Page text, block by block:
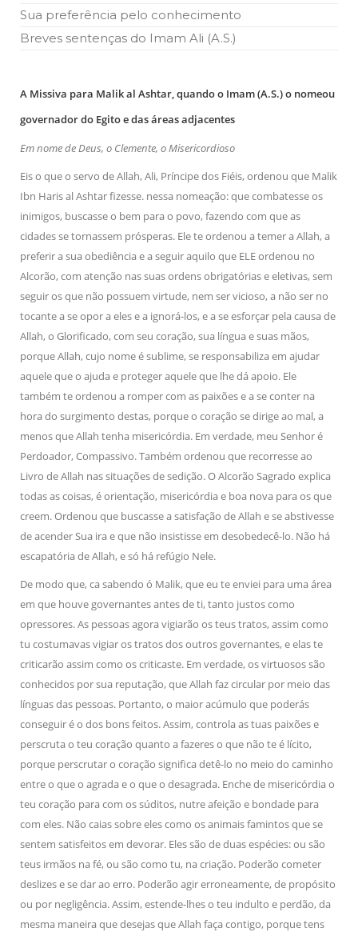
Sua preferência pelo conhecimento
Breves sentenças do Imam Ali (A.S.)
A Missiva para Malik al Ashtar, quando o Imam (A.S.) o nomeou
governador do Egito e das áreas adjacentes
Em nome de Deus, o Clemente, o Misericordioso
Eis o que o servo de Allah, Ali, Príncipe dos Fiéis, ordenou que Malik
Ibn Haris al Ashtar fizesse. nessa nomeação: que combatesse os
inimigos, buscasse o bem para o povo, fazendo com que as
cidades se tornassem prósperas. Ele te ordenou a temer a Allah, a
preferir a sua obediência e a seguir aquilo que ELE ordenou no
Alcorão, com atenção nas suas ordens obrigatórias e eletivas, sem
seguir os que não possuem virtude, nem ser vicioso, a não ser no
tocante a se opor a eles e a ignorá-los, e a se esforçar pela causa de
Allah, o Glorificado, com seu coração, sua língua e suas mãos,
porque Allah, cujo nome é sublime, se responsabiliza em ajudar
aquele que o ajuda e proteger aquele que lhe dá apoio. Ele
também te ordenou a romper com as paixões e a se conter na
hora do surgimento destas, porque o coração se dirige ao mal, a
menos que Allah tenha misericórdia. Em verdade, meu Senhor é
Perdoador, Compassivo. Também ordenou que recorresse ao
Livro de Allah nas situações de sedição. O Alcorão Sagrado explica
todas as coisas, é orientação, misericórdia e boa nova para os que
creem. Ordenou que buscasse a satisfação de Allah e se abstivesse
de acender Sua ira e que não insistisse em desobedecê-lo. Não há
escapatória de Allah, e só há refúgio Nele.
De modo que, ca sabendo ó Malik, que eu te enviei para uma área
em que houve governantes antes de ti, tanto justos como
opressores. As pessoas agora vigiarão os teus tratos, assim como
tu costumavas vigiar os tratos dos outros governantes, e elas te
criticarão assim como os criticaste. Em verdade, os virtuosos são
conhecidos por sua reputação, que Allah faz circular por meio das
línguas das pessoas. Portanto, o maior acúmulo que poderás
conseguir é o dos bons feitos. Assim, controla as tuas paixões e
perscruta o teu coração quanto a fazeres o que não te é lícito,
porque perscrutar o coração significa detê-lo no meio do caminho
entre o que o agrada e o que o desagrada. Enche de misericórdia o
teu coração para com os súditos, nutre afeição e bondade para
com eles. Não caias sobre eles como os animais famintos que se
sentem satisfeitos em devorar. Eles são de duas espécies: ou são
teus irmãos na fé, ou são como tu, na criação. Poderão cometer
deslizes e se dar ao erro. Poderão agir erroneamente, de propósito
ou por negligência. Assim, estende-lhes o teu indulto e perdão, da
mesma maneira que desejas que Allah faça contigo, porque tens